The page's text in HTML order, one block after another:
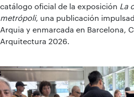
catálogo oficial de la exposición La
metrópoli, una publicación
Arquia y enmarcada en Barcelona,
Arquitectura 2026.